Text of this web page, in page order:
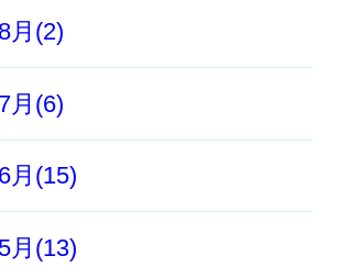
月(2)
月(6)
月(15)
月(13)